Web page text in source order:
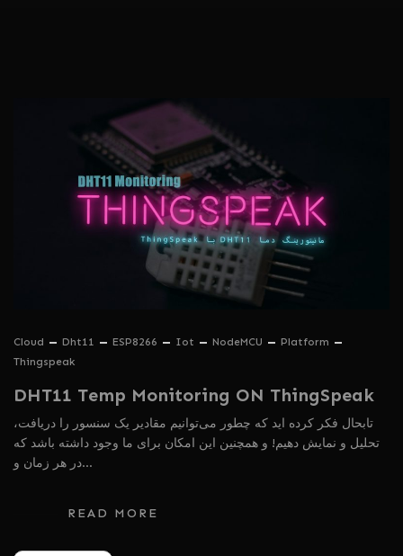
Cloud Dht11 ESP8266 Iot NodeMCU
Platform
Thingspeak
DHT11 Temp Monitoring ON ThingSpeak
تابحال فکر کرده اید که چطور می‌توانیم مقادیر یک سنسور را دریافت،
تحلیل و نمایش دهیم! و همچنین این امکان برای ما وجود داشته باشد که
در هر زمان و…
READ MORE